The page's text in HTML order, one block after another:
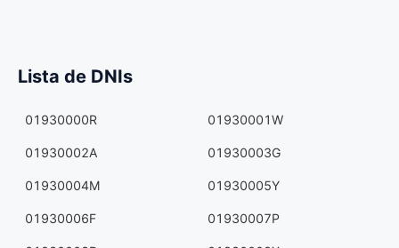
Lista de DNIs
01930000R 01930001W
01930002A 01930003G
01930004M 01930005Y
01930006F 01930007P